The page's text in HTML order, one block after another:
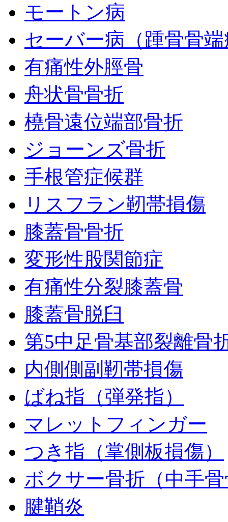
モートン病
セーバー病（踵骨骨
有痛性外脛骨
舟状骨骨折
橈骨遠位端部骨折
ジョーンズ骨折
手根管症候群
リスフラン靭帯損傷
膝蓋骨骨折
変形性股関節症
有痛性分裂膝蓋骨
膝蓋骨脱臼
第5中足骨基部裂離骨
内側側副靭帯損傷
ばね指（弾発指）
マレットフィンガー
つき指（掌側板損傷）
ボクサー骨折（中手
腱鞘炎